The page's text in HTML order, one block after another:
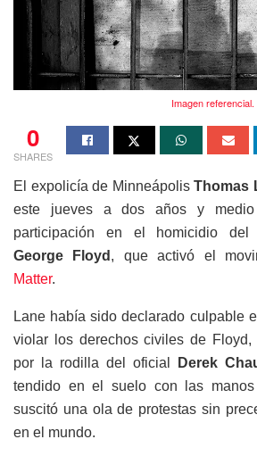
Imagen referencial.
0
SHARES
El expolicía de MinneápolisThomas
este jueves a dos años y
participación en el homicidio del
George Floyd , que activó el
Matter.
Lane había sido declarado culpable
violar los derechos civiles de Floyd,
por la rodilla del oficial
Derek
tendido en el suelo con las
suscitó una ola de protestas sin
en el mundo.